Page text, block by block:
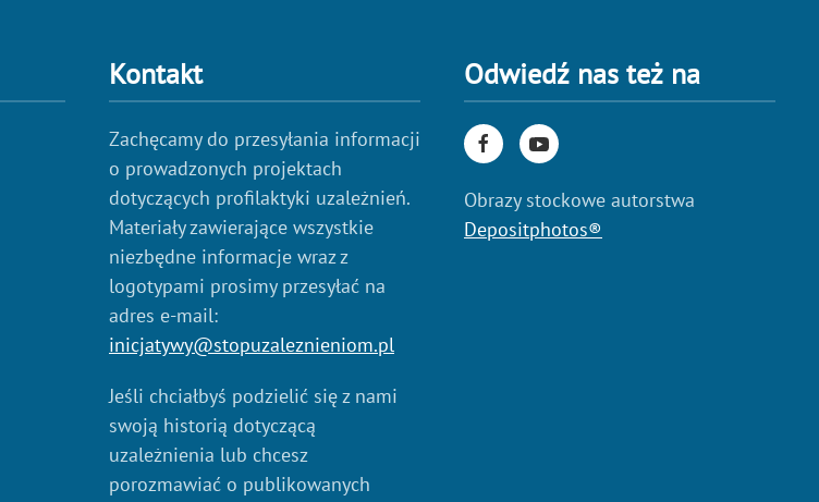
Kontakt
Zachęcamy do przesyłania informacji
o prowadzonych projektach
dotyczących profilaktyki uzależnień.
Materiały zawierające wszystkie
niezbędne informacje wraz z
logotypami prosimy przesyłać na
adres e-mail:
inicjatywy@stopuzaleznieniom.pl
Jeśli chciałbyś podzielić się z nami
swoją historią dotyczącą
uzależnienia lub chcesz
porozmawiać o publikowanych
Odwiedź nas też na
Obrazy stockowe autorstwa
Depositphotos®